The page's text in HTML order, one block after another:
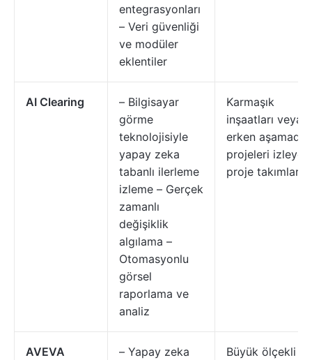
entegrasyonları
– Veri güvenliği
ve modüler
eklentiler
AI Clearing
– Bilgisayar
görme
teknolojisiyle
yapay zeka
tabanlı ilerleme
izleme – Gerçek
zamanlı
değişiklik
algılama –
Otomasyonlu
görsel
raporlama ve
analiz
Karmaşık
inşaatları veya
erken
projeleri izleyen
proje takımları
AVEVA
– Yapay zeka
Büyük ölçekli